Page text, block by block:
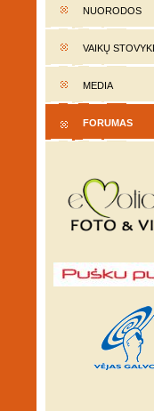
NUORODOS
VAIKŲ
MEDIA
FORUMAS